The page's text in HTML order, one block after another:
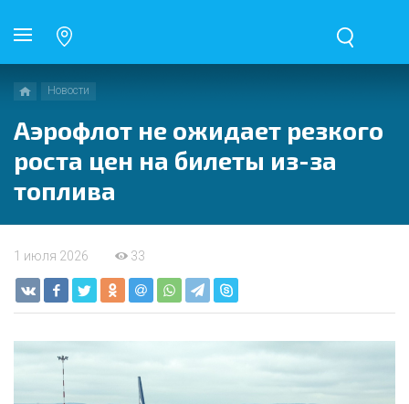
Новости
Аэрофлот не ожидает резкого
роста цен на билеты из-за
топлива
1 июля 2026 33